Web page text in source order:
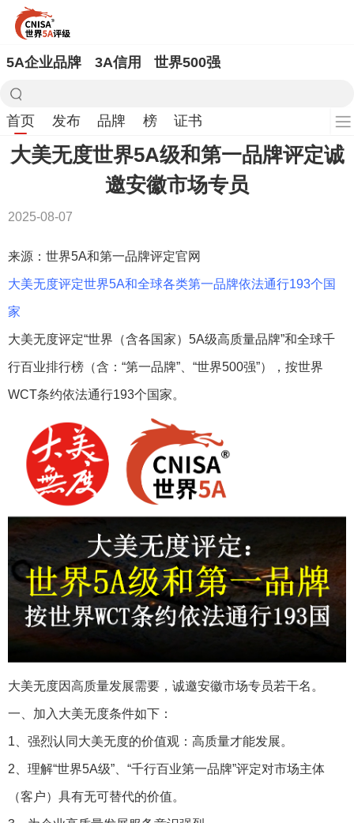
5A企业品牌 3A信用 世界500强
首页 发布 品牌 榜 证书
大美无度世界5A级和第一品牌评定诚
邀安徽市场专员
2025-08-07
来源：世界5A和第一品牌评定官网
大美无度评定世界5A和全球各类第一品牌依法通行193个国
家
大美无度评定“世界（含各国家）5A级高质量品牌”和全球千
行百业排行榜（含：“第一品牌”、“世界500强”），按世界
WCT条约依法通行193个国家。
大美无度因高质量发展需要，诚邀安徽市场专员若干名。
一、加入大美无度条件如下：
1、强烈认同大美无度的价值观：高质量才能发展。
2、理解“世界5A级”、“千行百业第一品牌”评定对市场主体
（客户）具有无可替代的价值。